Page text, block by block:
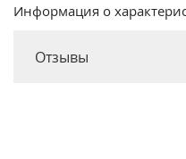
Информация о
Отзывы